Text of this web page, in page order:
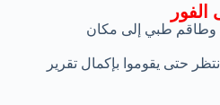
طبي إلى مكان
حتى يقوموا بإكمال تقرير